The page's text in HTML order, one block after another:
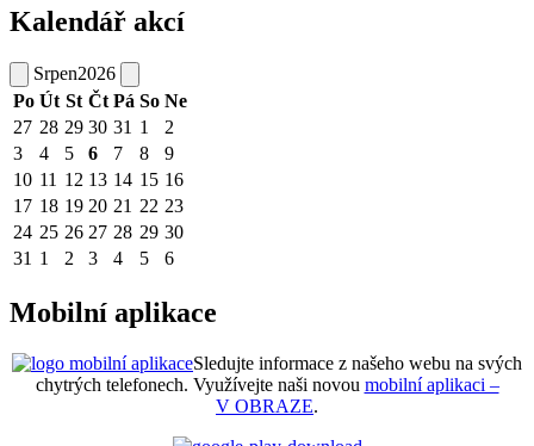
Kalendář akcí
Srpen2026
Po Út St Čt Pá So Ne
27 28 29 30 31 1
2
3
4 5 6 7 8
9
10 11 12 13 14 15 16
17 18 19 20 21 22 23
24 25 26 27 28 29 30
31 1 2 3 4 5 6
Mobilní aplikace
Sledujte informace z našeho webu na svých
chytrých telefonech. Využívejte naši novou mobilní aplikaci –
V OBRAZE.